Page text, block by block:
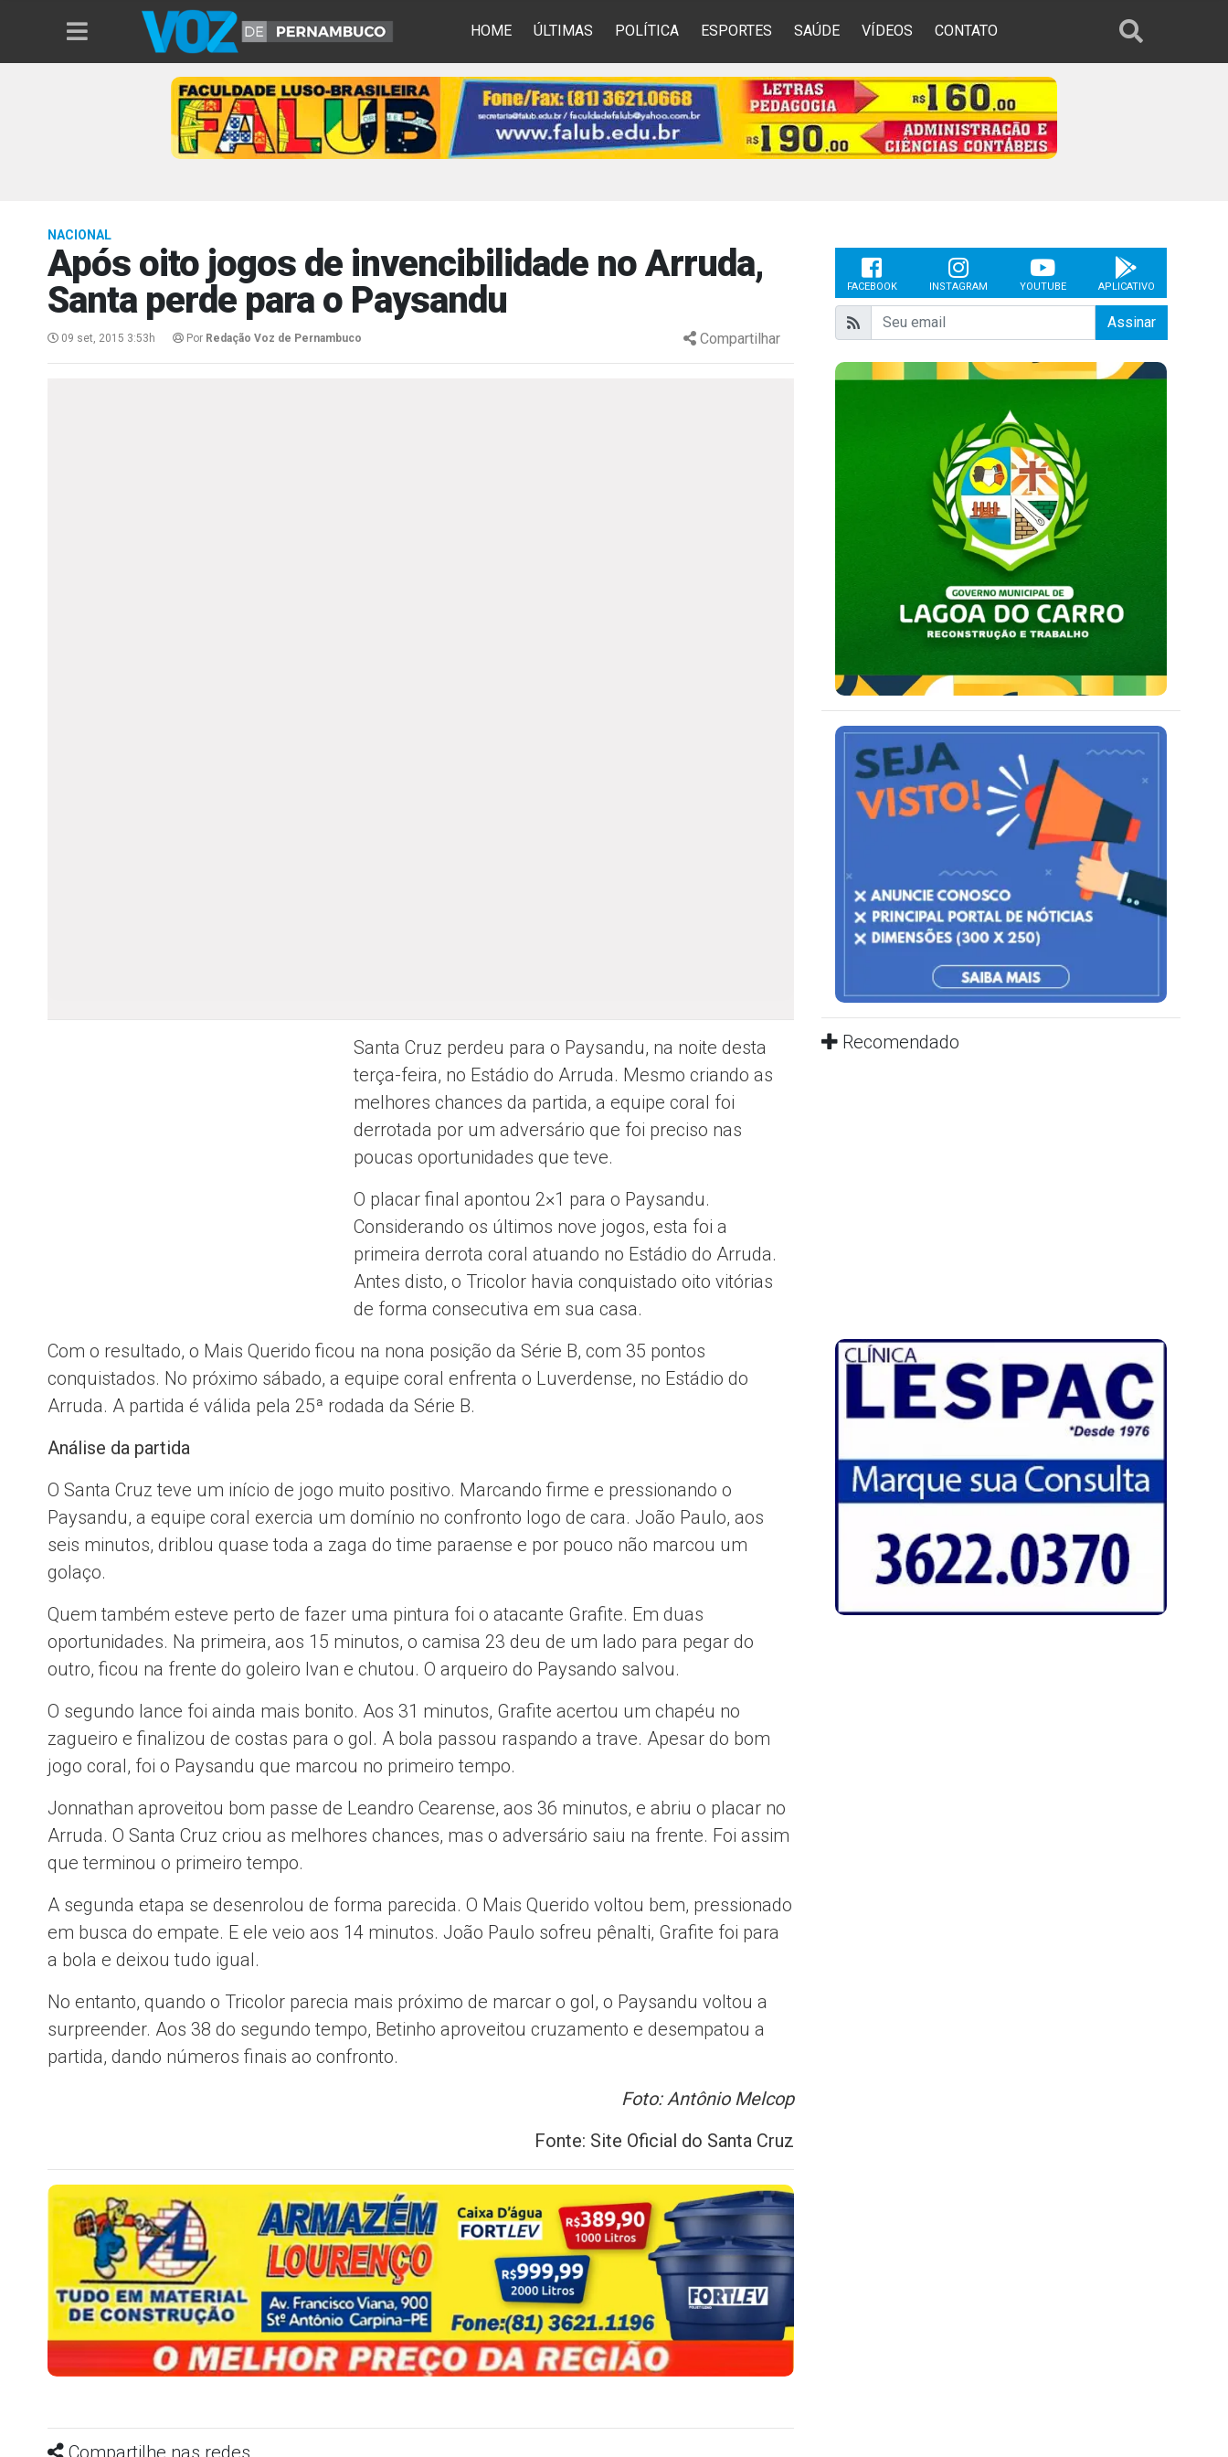
HOME ÚLTIMAS POLÍTICA ESPORTES SAÚDE VÍDEOS CONTATO
NACIONAL
Após oito jogos de invencibilidade no Arruda,
Santa perde para o Paysandu
09 set, 2015 3:53h Por Redação Voz de Pernambuco Compartilhar
Santa Cruz perdeu para o Paysandu, na noite desta
terça-feira, no Estádio do Arruda. Mesmo criando as
melhores chances da partida, a equipe coral foi
derrotada por um adversário que foi preciso nas
poucas oportunidades que teve.
O placar final apontou 2×1 para o Paysandu.
Considerando os últimos nove jogos, esta foi a
primeira derrota coral atuando no Estádio do Arruda.
Antes disto, o Tricolor havia conquistado oito vitórias
de forma consecutiva em sua casa.
Com o resultado, o Mais Querido ficou na nona posição da Série B, com 35 pontos
conquistados. No próximo sábado, a equipe coral enfrenta o Luverdense, no Estádio do
Arruda. A partida é válida pela 25ª rodada da Série B.
Análise da partida
O Santa Cruz teve um início de jogo muito positivo. Marcando firme e pressionando o
Paysandu, a equipe coral exercia um domínio no confronto logo de cara. João Paulo, aos
seis minutos, driblou quase toda a zaga do time paraense e por pouco não marcou um
golaço.
Quem também esteve perto de fazer uma pintura foi o atacante Grafite. Em duas
oportunidades. Na primeira, aos 15 minutos, o camisa 23 deu de um lado para pegar do
outro, ficou na frente do goleiro Ivan e chutou. O arqueiro do Paysando salvou.
O segundo lance foi ainda mais bonito. Aos 31 minutos, Grafite acertou um chapéu no
zagueiro e finalizou de costas para o gol. A bola passou raspando a trave. Apesar do bom
jogo coral, foi o Paysandu que marcou no primeiro tempo.
Jonnathan aproveitou bom passe de Leandro Cearense, aos 36 minutos, e abriu o placar no
Arruda. O Santa Cruz criou as melhores chances, mas o adversário saiu na frente. Foi assim
que terminou o primeiro tempo.
A segunda etapa se desenrolou de forma parecida. O Mais Querido voltou bem, pressionado
em busca do empate. E ele veio aos 14 minutos. João Paulo sofreu pênalti, Grafite foi para
a bola e deixou tudo igual.
No entanto, quando o Tricolor parecia mais próximo de marcar o gol, o Paysandu voltou a
surpreender. Aos 38 do segundo tempo, Betinho aproveitou cruzamento e desempatou a
partida, dando números finais ao confronto.
Foto: Antônio Melcop
Fonte: Site Oficial do Santa Cruz
Compartilhe nas redes
FACEBOOK INSTAGRAM YOUTUBE APLICATIVO
Assinar
Recomendado